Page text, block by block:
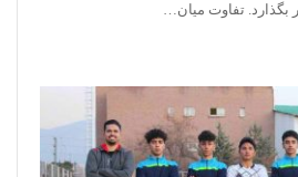
بگذارد. تفاوت میان…